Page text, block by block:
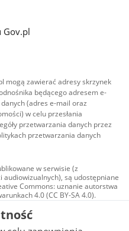
Gov.pl
mogą zawierać adresy skrzynek
będącego adresem e-
(adres e-mail oraz
w celu przesłania
przetwarzania danych przez
przetwarzania danych
w serwisie (z
audiowizualnych), są udostępniane
Commons: uznanie autorstwa
4.0 (CC BY-SA 4.0).
w tym zdjęcia, materiały
na licencji typu
uznanie autorstwa użycie